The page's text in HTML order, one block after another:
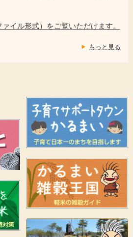
イル形式）をご覧いただけます。
もっと見る